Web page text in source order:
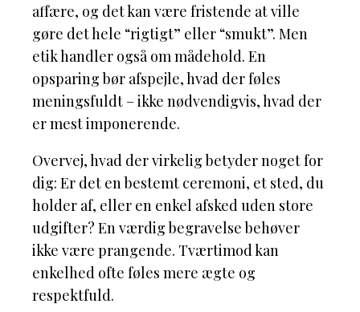
affære, og det kan være fristende at ville
gøre det hele “rigtigt” eller “smukt”. Men
etik handler også om mådehold. En
opsparing bør afspejle, hvad der føles
meningsfuldt – ikke nødvendigvis, hvad der
er mest imponerende.
Overvej, hvad der virkelig betyder noget for
dig: Er det en bestemt ceremoni, et sted, du
holder af, eller en enkel afsked uden store
udgifter? En værdig begravelse behøver
ikke være prangende. Tværtimod kan
enkelhed ofte føles mere ægte og
respektfuld.